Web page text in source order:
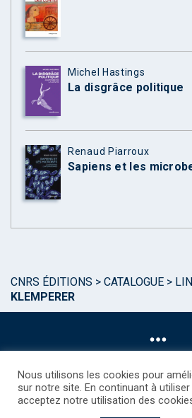
Michel Hastings
La disgrâce politique
Renaud Piarroux
Sapiens et les
CNRS ÉDITIONS > CATALOGUE >
KLEMPERER
©CNRS EDITIONS 2025
Nous utilisons les cookies pour
sur notre site. En continuant à
acceptez notre utilisation des